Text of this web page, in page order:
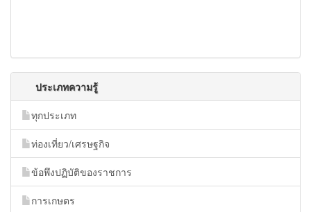
ประเภทความรู้
ทุกประเภท
ท่องเที่ยว/เศรษฐกิจ
ข้อพึงปฏิบัติของราชการ
การเกษตร